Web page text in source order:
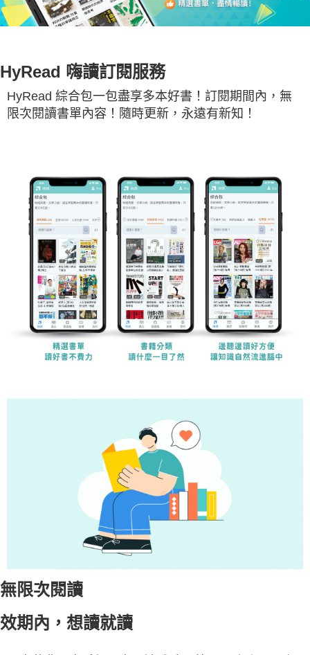
HyRead 嗨讀訂閱服務
HyRead 綜合包一包盡享多本好書！訂閱期間內，無
限次閱讀書單內容！隨時更新，永遠有新知！
無限次閱讀
效期內，想讀就讀